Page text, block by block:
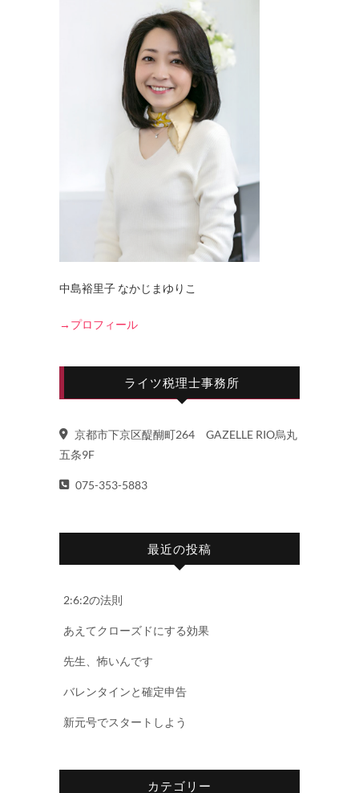
中島裕里子 なかじまゆりこ
→プロフィール
ライツ税理士事務所
京都市下京区醍醐町264 GAZELLE RIO烏丸
五条9F
075-353-5883
最近の投稿
2:6:2の法則
あえてクローズドにする効果
先生、怖いんです
バレンタインと確定申告
新元号でスタートしよう
カテゴリー